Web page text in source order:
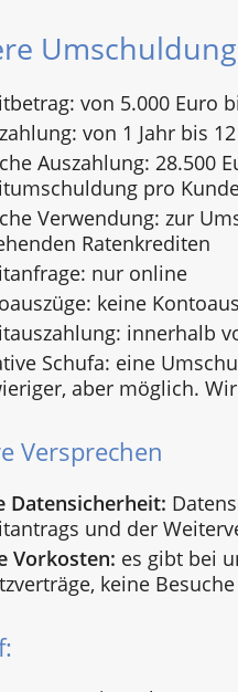
Umschuldung
von 5.000 Euro
von 1 Jahr bis
Auszahlung: 28.500
pro
Verwendung: zur
Ratenkrediten
nur online
keine
innerhalb
Schufa: eine
aber möglich.
Versprechen
Datensicherheit:
und der
Vorkosten: es gibt bei
keine